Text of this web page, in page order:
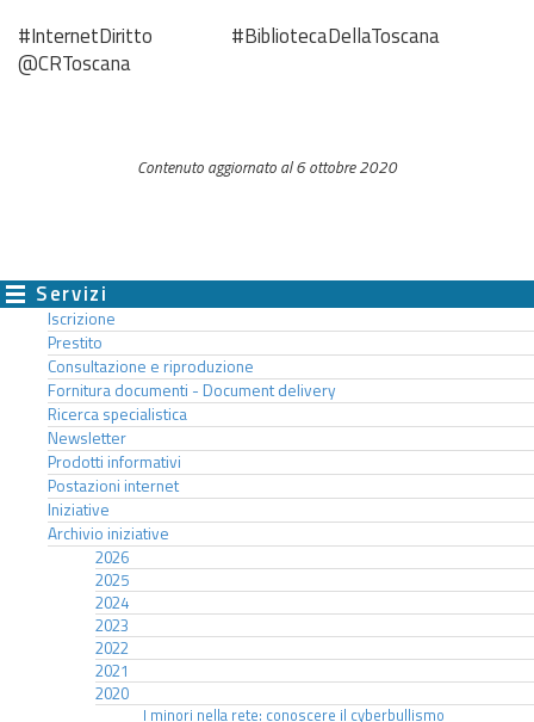
#InternetDiritto #BibliotecaDellaToscana
@CRToscana
Contenuto aggiornato al 6 ottobre 2020
Servizi
Iscrizione
Prestito
Consultazione e riproduzione
Fornitura documenti - Document delivery
Ricerca specialistica
Newsletter
Prodotti informativi
Postazioni internet
Iniziative
Archivio iniziative
2026
2025
2024
2023
2022
2021
2020
I minori nella rete: conoscere il cyberbullismo